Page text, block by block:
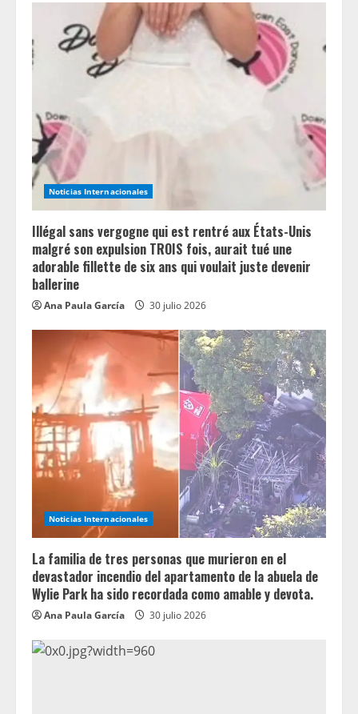
e
a
d
i
n
g Noticias Internacionales
Illégal sans vergogne qui est rentré aux États-Unis
malgré son expulsion TROIS fois, aurait tué une
adorable fillette de six ans qui voulait juste devenir
ballerine
Ana Paula García 30 julio 2026
Noticias Internacionales
La familia de tres personas que murieron en el
devastador incendio del apartamento de la abuela de
Wylie Park ha sido recordada como amable y devota.
Ana Paula García 30 julio 2026